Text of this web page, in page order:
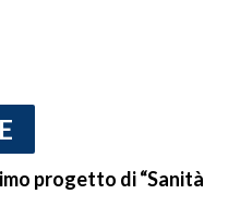
progetto di “Sanità